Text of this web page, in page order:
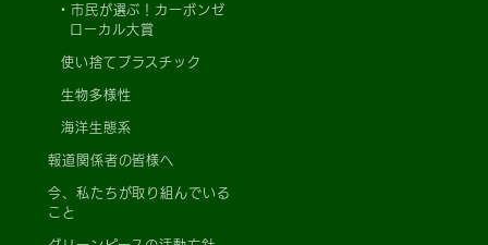
市民が選ぶ！カーボンゼ
ローカル大賞
使い捨てプラスチック
生物多様性
海洋生態系
報道関係者の皆様へ
今、私たちが取り組んでいる
こと